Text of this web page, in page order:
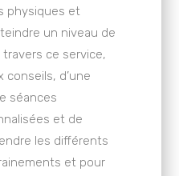
physiques et
un niveau de
ce service,
conseils, d’une
séances
et de
les différents
et pour